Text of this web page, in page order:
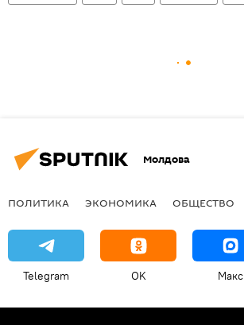
Молдова
ПОЛИТИКА ЭКОНОМИКА ОБЩЕСТВО
Telegram OK Макс